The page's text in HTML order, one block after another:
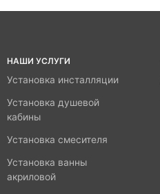
НАШИ УСЛУГИ
Установка инсталляции
Установка душевой
кабины
Установка смесителя
Установка ванны
акриловой